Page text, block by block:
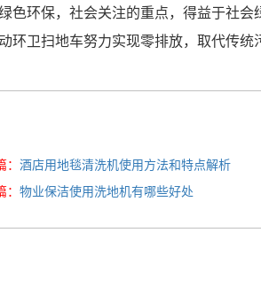
色环保，社会关注的重点，得益于社
环卫扫地车努力实现零排放，取代传统
酒店用地毯清洗机使用方法和特点解析
物业保洁使用洗地机有哪些好处